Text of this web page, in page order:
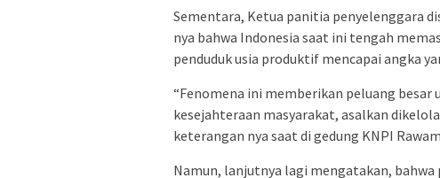
Sementara, Ketua panitia penyelenggara
nya bahwa Indonesia saat ini tengah
penduduk usia produktif mencapai angka
“Fenomena ini memberikan peluang
kesejahteraan masyarakat, asalkan
keterangan nya saat di gedung KNPI
Namun, lanjutnya lagi mengatakan,